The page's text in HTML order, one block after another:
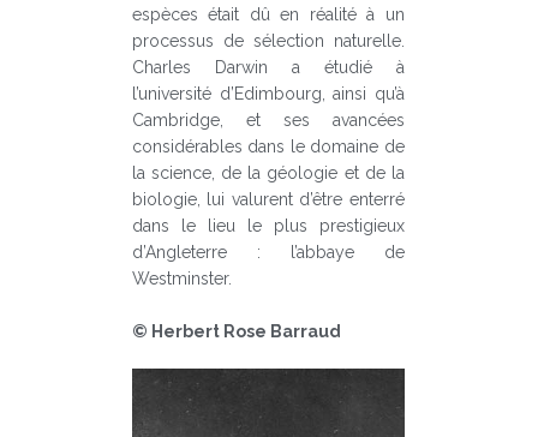
espèces était dû en réalité à un
processus de sélection naturelle.
Charles Darwin a étudié à
l’université d’Edimbourg, ainsi qu’à
Cambridge, et ses avancées
considérables dans le domaine de
la science, de la géologie et de la
biologie, lui valurent d’être enterré
dans le lieu le plus prestigieux
d’Angleterre : l’abbaye de
Westminster.
© Herbert Rose Barraud